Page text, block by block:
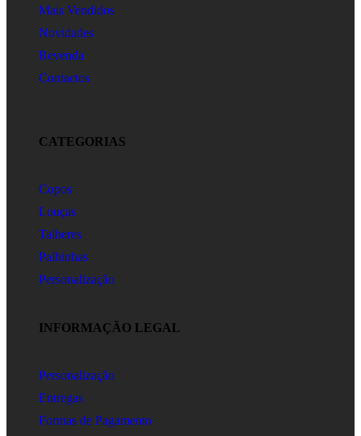
Mais Vendidos
Novidades
Revenda
Contactos
CATEGORIAS
Copos
Louças
Talheres
Palhinhas
Personalização
INFORMAÇÃO LEGAL
Personalização
Entregas
Formas de Pagamento